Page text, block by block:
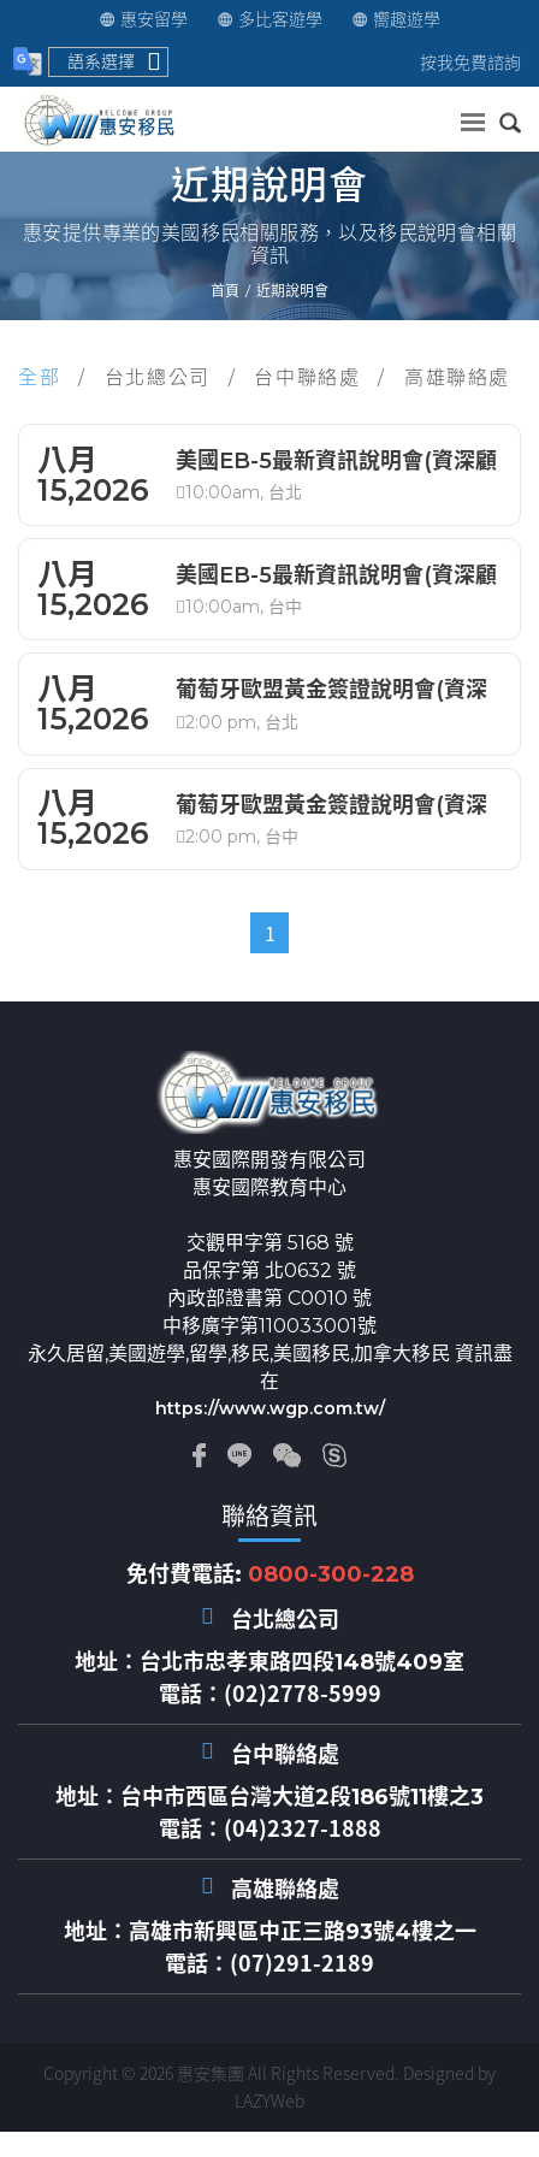
惠安留學 多比客遊學
嚮趣遊學
語系選擇
按我免費諮詢
送出
近期說明會
惠安提供專業的美國移民相關服務，以及移民說明會相關
資訊
首頁 近期說明會
全部 台北總公司 台中聯絡處 高雄聯絡處
八月
15,2026
美國EB-5最新資訊說明會(資深顧
問解析)
10:00am, 台北
八月
15,2026
美國EB-5最新資訊說明會(資深顧
問解析)
10:00am, 台中
八月
15,2026
葡萄牙歐盟黃金簽證說明會(資深
顧問解析)
2:00 pm, 台北
八月
15,2026
葡萄牙歐盟黃金簽證說明會(資深
顧問解析)
2:00 pm, 台中
1
惠安國際開發有限公司
惠安國際教育中心
交觀甲字第 5168 號
品保字第 北0632 號
內政部證書第 C0010 號
中移廣字第110033001號
永久居留,美國遊學,留學,移民,美國移民,加拿大移民 資訊盡
在
https://www.wgp.com.tw/
聯絡資訊
免付費電話: 0800-300-228
台北總公司
地址： 台北市忠孝東路四段148號409室
電話：(02)2778-5999
台中聯絡處
地址： 台中市西區台灣大道2段186號11樓之3
電話：(04)2327-1888
高雄聯絡處
地址： 高雄市新興區中正三路93號4樓之一
電話：(07)291-2189
Copyright © 2026 惠安集團 All Rights Reserved. Designed by
LAZYWeb